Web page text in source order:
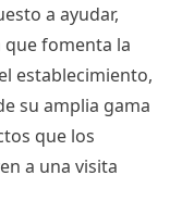
a ayudar,
fomenta la
establecimiento,
su amplia gama
que los
a una visita